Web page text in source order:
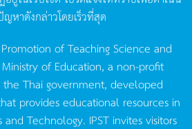
หาดังกล่าวโดยเร็วที่สุด
of Teaching Science and
Ministry of Education, a non-profit
the Thai government, developed
provides educational resources in
Technology. IPST invites visitors